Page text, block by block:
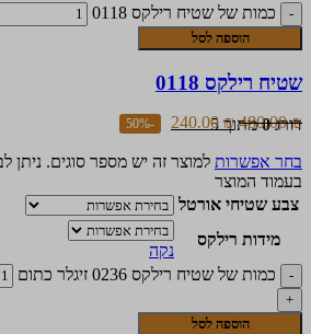
כמות של שטיח רילקס 0118
הוספה לסל
שטיח רילקס 0118
דורג0מתוך 5
480.00₪
240.00 ₪
-50%
בחר אפשרות למוצר זה יש מספר סוגים. ניתן
בעמוד המוצר
צבע שטיחי אורטל
מידות רילקס
נקה
כמות של שטיח רילקס 0236 זיגלר כתום
הוספה לסל